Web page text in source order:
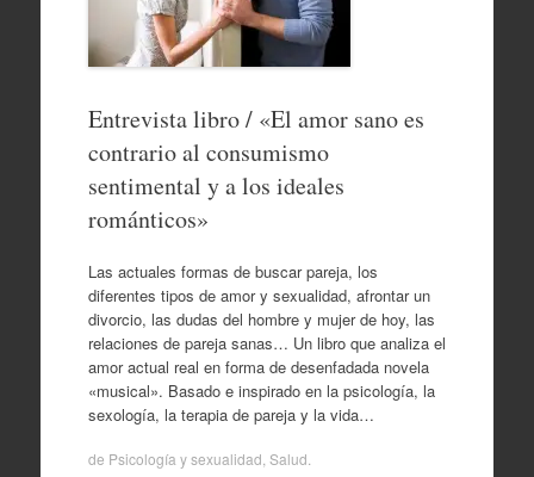
Entrevista libro / «El amor sano es
contrario al consumismo
sentimental y a los ideales
románticos»
Las actuales formas de buscar pareja, los
diferentes tipos de amor y sexualidad, afrontar un
divorcio, las dudas del hombre y mujer de hoy, las
relaciones de pareja sanas… Un libro que analiza el
amor actual real en forma de desenfadada novela
«musical». Basado e inspirado en la psicología, la
sexología, la terapia de pareja y la vida…
de Psicología y sexualidad Salud